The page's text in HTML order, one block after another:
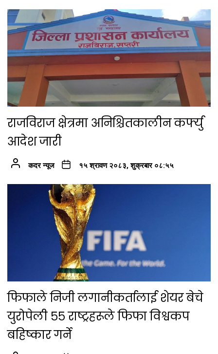
राजविराज क्षेत्रमा अनिश्चितकालीन कर्फ्यु
आदेश जारी
कदर न्यूज १५ श्रावण २०८३, शुक्रबार ०८:५५
फिफाले निजी लगानीकर्तालाई शेयर बेचे
युरोपेली ५५ राष्ट्रहरूले फिफा विश्वकप
बहिष्कार गर्ने